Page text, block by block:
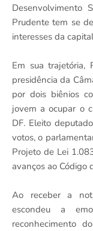
Desenvolvimento
Prudente tem se
interesses da
Em sua trajetória,
presidência da
por dois biênios
jovem a ocupar o
DF. Eleito
votos, o
Projeto de Lei
avanços ao Código
Ao receber a
escondeu a
reconhecimento